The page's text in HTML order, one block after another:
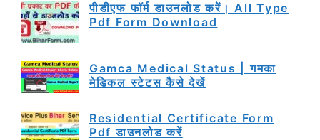
पीडीएफ फॉर्म डाउनलोड करें। All Type
Pdf Form Download
Gamca Medical Status | गमका
मेडिकल स्टेटस कैसे देखें
Residential Certificate Form
Pdf डाउनलोड करें